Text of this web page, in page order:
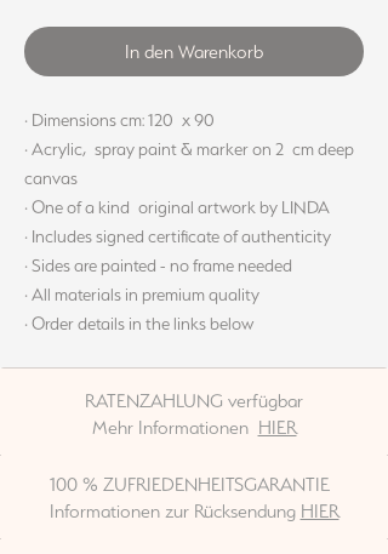
In den Warenkorb
· Dimensions cm: 120 x 90
· Acrylic, spray paint & marker on 2 cm deep
canvas
· One of a kind original artwork by LINDA
· Includes signed certificate of authenticity
· Sides are painted - no frame needed
· All materials in premium quality
· Order details in the links below
RATENZAHLUNG verfügbar
Mehr Informationen HIER
100 % ZUFRIEDENHEITSGARANTIE
Informationen zur Rücksendung HIER